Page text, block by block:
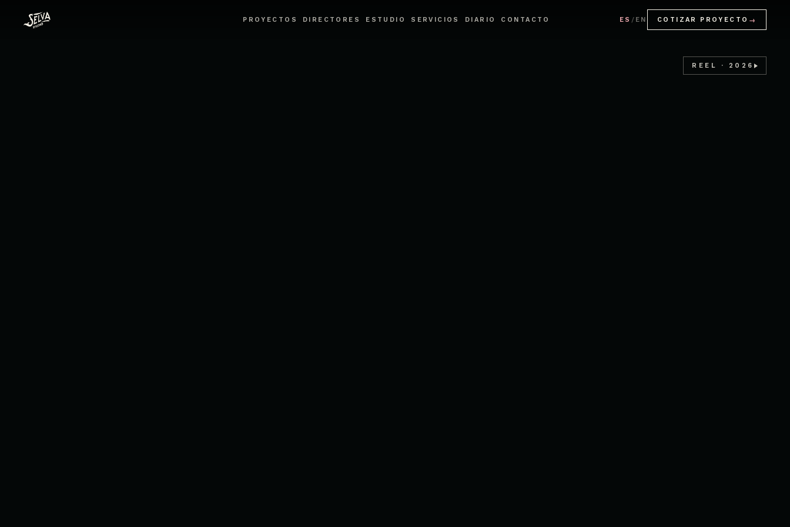
PROYECTOS DIRECTORES ESTUDIO SERVICIOS DIARIO CONTACTO ES / EN COTIZAR PROYECTO →
REEL · 2026